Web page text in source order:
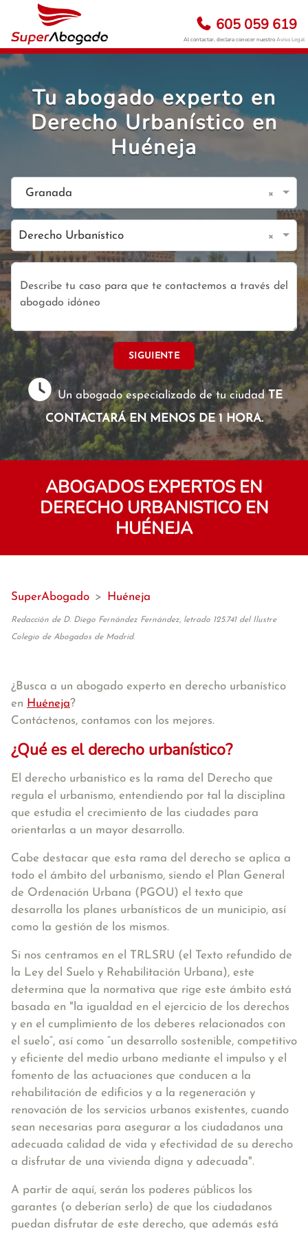
605 059 619
Al contactar, declara conocer nuestroAviso Legal
Tu abogado experto en
Derecho Urbanístico en
Huéneja
Granada ×
Derecho Urbanístico ×
SIGUIENTE
Un abogado especializado de tu ciudadTE
CONTACTARÁ EN MENOS DE 1 HORA.
ABOGADOS EXPERTOS EN
DERECHO URBANISTICO EN
HUÉNEJA
SuperAbogado > Huéneja
Redacción de D. Diego Fernández Fernández, letrado 125.741 del Ilustre
Colegio de Abogados de Madrid.
¿Busca a un abogado experto en derecho urbanístico
en Huéneja?
Contáctenos, contamos con los mejores.
¿Qué es el derecho urbanístico?
El derecho urbanistico es la rama del Derecho que
regula el urbanismo, entendiendo por tal la disciplina
que estudia el crecimiento de las ciudades para
orientarlas a un mayor desarrollo.
Cabe destacar que esta rama del derecho se aplica a
todo el ámbito del urbanismo, siendo el Plan General
de Ordenación Urbana (PGOU) el texto que
desarrolla los planes urbanísticos de un municipio, así
como la gestión de los mismos.
Si nos centramos en el TRLSRU (el Texto refundido de
la Ley del Suelo y Rehabilitación Urbana), este
determina que la normativa que rige este ámbito está
basada en "la igualdad en el ejercicio de los derechos
y en el cumplimiento de los deberes relacionados con
el suelo”, así como “un desarrollo sostenible, competitivo
y eficiente del medio urbano mediante el impulso y el
fomento de las actuaciones que conducen a la
rehabilitación de edificios y a la regeneración y
renovación de los servicios urbanos existentes, cuando
sean necesarias para asegurar a los ciudadanos una
adecuada calidad de vida y efectividad de su derecho
a disfrutar de una vivienda digna y adecuada".
A partir de aquí, serán los poderes públicos los
garantes (o deberían serlo) de que los ciudadanos
puedan disfrutar de este derecho, que además está